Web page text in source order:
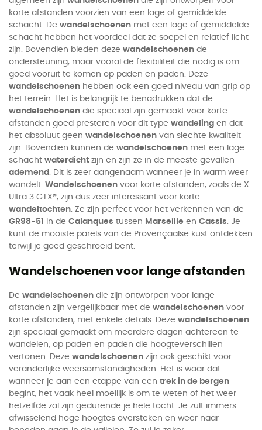
korte afstanden voorzien van een lage of gemiddelde
schacht. De wandelschoenen met een lage of gemiddelde
schacht hebben het voordeel dat ze soepel en relatief licht
zijn. Bovendien bieden deze wandelschoenen de
ondersteuning, maar vooral de flexibiliteit die nodig is om
goed vooruit te komen op paden en paden. Deze
wandelschoenen hebben ook een goed niveau van grip op
het terrein. Het is belangrijk te benadrukken dat de
wandelschoenen die speciaal zijn gemaakt voor korte
afstanden goed presteren voor dit type wandeling en dat
het absoluut geen wandelschoenen van slechte kwaliteit
zijn. Bovendien kunnen de wandelschoenen met een lage
schacht waterdicht zijn en zijn ze in de meeste gevallen
ademend. Dit is zeer aangenaam wanneer je in warm weer
wandelt. Wandelschoenen voor korte afstanden, zoals de X
Ultra 3 GTX®, zijn dus zeer interessant voor korte
wandeltochten. Ze zijn perfect voor het verkennen van de
GR98-51 in de Calanques tussen Marseille en Cassis. Je
kunt de mooiste parels van de Provençaalse kust ontdekken
terwijl je goed geschroeid bent.
Wandelschoenen voor lange afstanden
De wandelschoenen die zijn ontworpen voor lange
afstanden zijn vergelijkbaar met de wandelschoenen voor
korte afstanden, met enkele details. Deze wandelschoenen
zijn speciaal gemaakt om meerdere dagen achtereen te
wandelen, op paden en paden die hoogteverschillen
vertonen. Deze wandelschoenen zijn ook geschikt voor
veranderlijke weersomstandigheden. Het is waar dat
wanneer je aan een etappe van een trek in de bergen
begint, het vaak heel moeilijk is om te weten of het weer
hetzelfde zal zijn gedurende je hele tocht. Je zult immers
afwisselend hoge hoogtes oversteken en weer naar